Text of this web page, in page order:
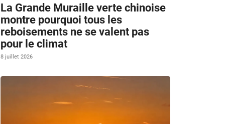
La Grande Muraille verte chinoise
montre pourquoi tous les
reboisements ne se valent pas
pour le climat
8 juillet 2026